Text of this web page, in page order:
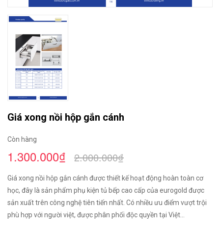
Giá xong nồi hộp gắn cánh
Còn hàng
1.300.000₫ 2.000.000₫
Giá xong nồi hộp gắn cánh được thiết kế hoạt động hoàn toàn cơ
học, đây là sản phẩm phụ kiện tủ bếp cao cấp của eurogold được
sản xuất trên công nghệ tiên tiến nhất. Có nhiều ưu điểm vượt trội
phù hợp với người việt, được phân phối độc quyền tại Việt...